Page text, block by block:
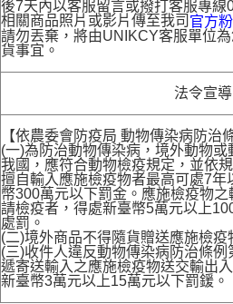
後7天內以客服留言或撥打客服專
相關商品照片或影片傳至我司 官方
請勿丟棄，將由UNIKCY客服單位
貨事宜。
法令宣導
【依農委會防疫局 動物傳染病防治
(一)為防治動物傳染病，境外動物
我國，應符合動物檢疫規定，並依
擅自輸入應施檢疫物者最高可處7年
幣300萬元以下罰金。應施檢疫物
請檢疫者，得處新臺幣5萬元以上
處罰。
(二)境外商品不得隨貨贈送應施檢疫
(三)收件人違反動物傳染病防治條
遞寄送輸入之應施檢疫物送交輸出
新臺幣3萬元以上15萬元以下罰鍰。